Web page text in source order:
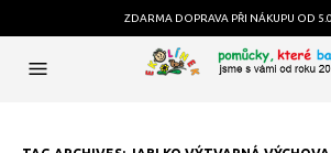
ZDARMA DOPRAVA PŘI NÁKUPU OD